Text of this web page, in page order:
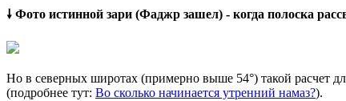
🠗 Фото истинной зари (Фаджр зашел) - когда полоска
Но в северных широтах (примерно выше 54°) такой расчет
(подробнее тут: Во сколько начинается утренний намаз?).